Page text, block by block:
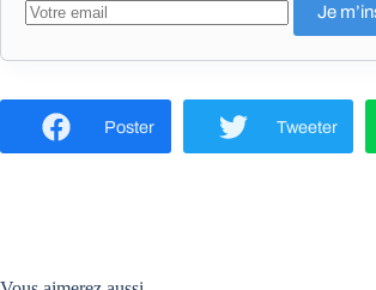
Poster Tweeter